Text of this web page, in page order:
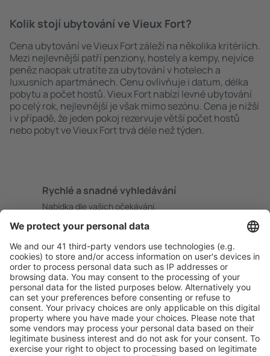
Kolik stojí ubytování ve Vieux Fort?
Cena ubytování ve Vieux Fort záleží na několika kritériích.
Mezi nejlevnější patří penziony, hostely a kempy, nejvíce
peněz naopak utratíte za ubytování v hotelech a
luxusních apartmánech. Cenu ovlivňuje i datum, délka
pobytu a počet hostů. Vieux Fort nabízí levné ubytování
po celý rok, nejlevnější je však mimo sezónu. Cena je nižší
i v případě, že jeden pokoj rezervuje větší počet hostů
nebo pobyt ve Vieux Fort trvá déle než týden.
Rychlé a snadné vyhledávání
Nabídka dle vašich očekávání.
Pečlivé plánování
Bezproblémová rezervace s možností bezplatného
zrušení.
S námi ušetříte
Atraktivní ceny a speciální nabídky pro přihlášené
uživatele.